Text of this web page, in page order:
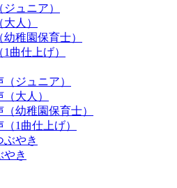
ュニア）
人）
稚園保育士）
曲仕上げ）
ジュニア）
大人）
幼稚園保育士）
1曲仕上げ）
ぶやき
やき